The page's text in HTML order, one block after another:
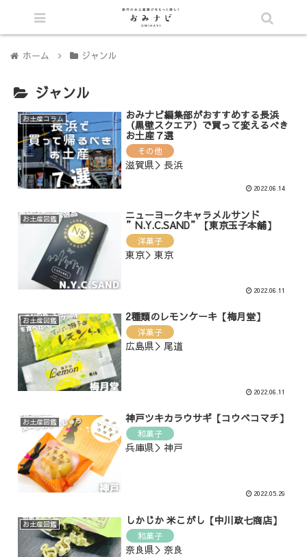
ホーム ジャンル
ジャンル
お土産コラム おみナビ編集部がおすすめする長浜
（黒壁スクエア）で買って変えるべき
お土産７選
その他
滋賀県＞長浜
2022.06.14
お土産図鑑 ニューヨークキャラメルサンド
”N.Y.C.SAND”【東京玉子本舗】
洋菓子
東京＞東京
2022.06.11
お土産図鑑 2種類のレモンケーキ【梅月堂】
洋菓子
広島県＞尾道
2022.06.11
お土産図鑑 神戸ツキカラウサギ【コウベコマチ】
和菓子
兵庫県＞神戸
2022.05.29
お土産図鑑 しかじか 米こがし【中川政七商店】
和菓子
奈良県＞奈良
シェア